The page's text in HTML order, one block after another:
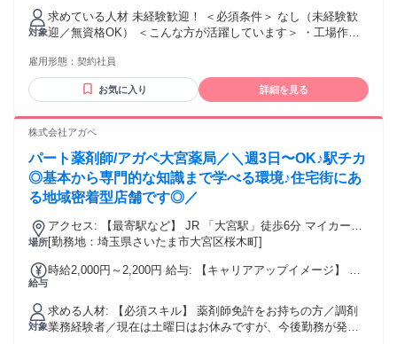
で支払われる通勤・皆勤・家族手当金額：なし 全員に一律で
支払われるその他手当金額：なし ◆昇給あり ◆賞与年2回
【各種手当について】 ◆夜勤手当（3,500円／日） ◆皆勤手
当（3,000～5,000円／月） ◆シフト手当（土日祝：2,000円／
えた場合1分単位にて支給 25％増) ◆家族手当 ◆子育て手当
◆病児保育料補助手当
対象
求めている人材 未経験歓迎！ ＜必須条件＞ なし（未経験歓
迎／無資格OK） ＜こんな方が活躍しています＞ ・工場作業
転職してきた30代スタッフ ・コツコツ作業が得意な40代の主
婦パート経験者 ・夜勤で収入を安定させたいと考えた男性ス
タッフ ・チームで協力しながら働くことに安心感を感じる方
る職場です。 あなたのペースで、少しずつ慣れていけば大丈
雇用形態： 契約社員
お気に入り 詳細を見る
株式会社アガペ
パート薬剤師/アガペ大宮薬局／＼週3日〜OK♪駅チカ
◎基本から専門的な知識まで学べる環境♪住宅街にあ
る地域密着型店舗です◎／
場所
アクセス: 【最寄駅など】 JR 「大宮駅」徒歩6分 マイカー通
勤不可
[勤務地：埼玉県さいたま市大宮区桜木町]
給与
時給2,000円～2,200円 給与: 【キャリアアップイメージ】 正
当全額支給（非課税限度内） 【契約に関する事項】 1年（原
則更新） 管理番号：2636
対象
求める人材: 【必須スキル】 薬剤師免許をお持ちの方／調剤
業務経験者／現在は土曜日はお休みですが、今後勤務が発生